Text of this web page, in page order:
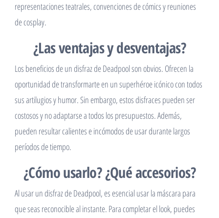
representaciones teatrales, convenciones de cómics y reuniones
de cosplay.
¿Las ventajas y desventajas?
Los beneficios de un disfraz de Deadpool son obvios. Ofrecen la
oportunidad de transformarte en un superhéroe icónico con todos
sus artilugios y humor. Sin embargo, estos disfraces pueden ser
costosos y no adaptarse a todos los presupuestos. Además,
pueden resultar calientes e incómodos de usar durante largos
períodos de tiempo.
¿Cómo usarlo? ¿Qué accesorios?
Al usar un disfraz de Deadpool, es esencial usar la máscara para
que seas reconocible al instante. Para completar el look, puedes